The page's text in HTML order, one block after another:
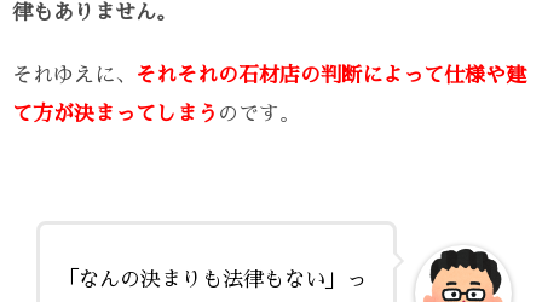
律もありません。
それゆえに、
それそれの石材店の判断によって仕様や建
て方が決まってしまう のです。
「なんの決まりも法律もない」っ